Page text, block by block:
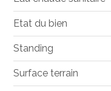
Etat du bien
Standing
Surface terrain